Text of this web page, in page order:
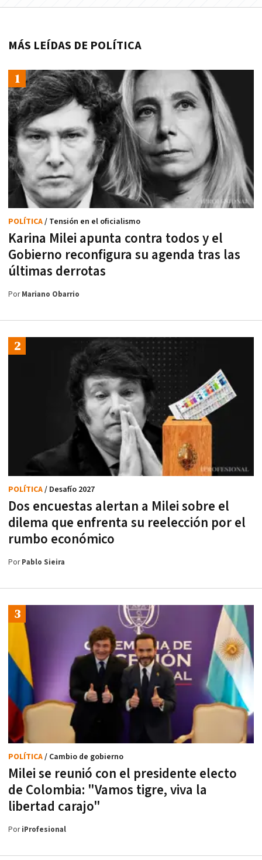
MÁS LEÍDAS DE POLÍTICA
Karina Milei apunta contra todos y el
Gobierno reconfigura su agenda tras las
últimas derrotas
POLÍTICA/ Tensión en el oficialismo
PorMariano Obarrio
Dos encuestas alertan a Milei sobre el
dilema que enfrenta su reelección por el
rumbo económico
POLÍTICA/ Desafío 2027
PorPablo Sieira
Milei se reunió con el presidente electo
de Colombia: "Vamos tigre, viva la
libertad carajo"
POLÍTICA/ Cambio de gobierno
PoriProfesional